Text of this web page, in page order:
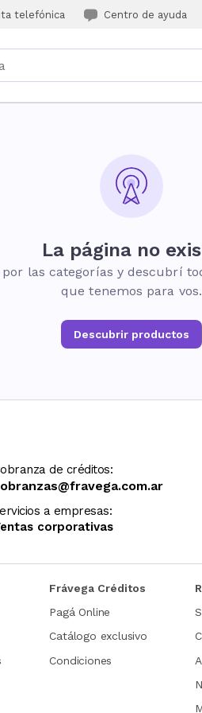
telefónica Centro de ayuda
La página no
por las categorías y descubrí
que tenemos para vos.
Descubrir productos
de créditos:
a empresas:
corporativas
Frávega Créditos
Pagá Online
Catálogo exclusivo
Condiciones